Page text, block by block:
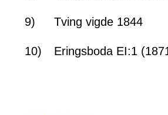
9) Tving vigde 1844
10) Eringsboda EI:1